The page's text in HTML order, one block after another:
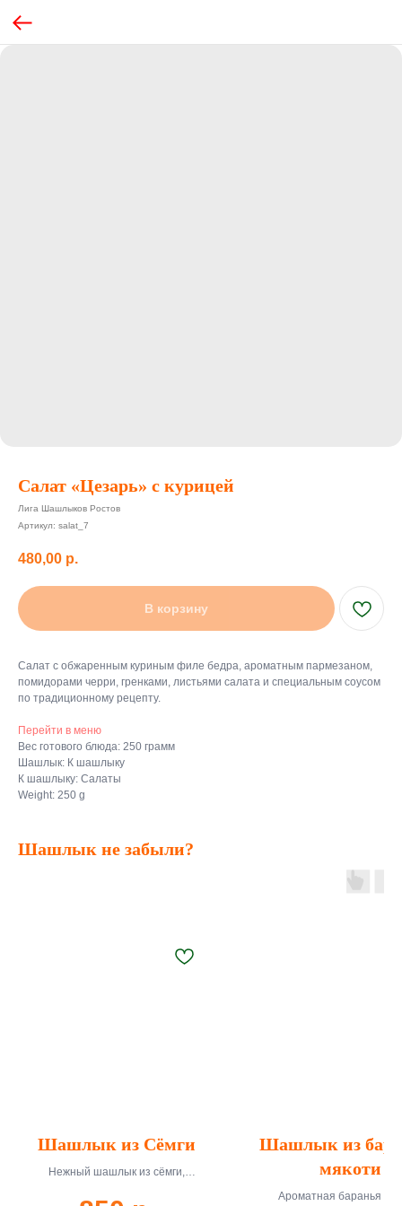
Салат «Цезарь» с курицей
Лига Шашлыков Ростов
Артикул: salat_7
480,00 р.
В корзину
Салат с обжаренным куриным филе бедра, ароматным пармезаном,
помидорами черри, гренками, листьями салата и специальным соусом
по традиционному рецепту.
Перейти в меню
Вес готового блюда: 250 грамм
Шашлык: К шашлыку
К шашлыку: Салаты
Weight: 250 g
Шашлык не забыли?
Шашлык из Сёмги
Нежный шашлык из сёмги,
Шашлык из
мякоти
Ароматная баранья